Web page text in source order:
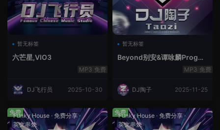
暂无标签
六芒星,VIO3
免费
DJ飞行员 2025-10-30
暂无标签
Beyond别安&谭咏麟ProgHo
免费
DJ陶子 2025-11-25
Funky House · 免费分享·
英文串烧
免费 Funky House · 免费分享·
英文串烧
免费